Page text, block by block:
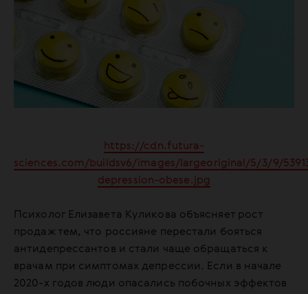
https://cdn.futura-
sciences.com/buildsv6/images/largeoriginal/5/3/9/
depression-obese.jpg
Психолог Елизавета Куликова объясняет рост
продаж тем, что россияне перестали бояться
антидепрессантов и стали чаще обращаться к
врачам при симптомах депрессии. Если в начале
2020-х годов люди опасались побочных эффектов